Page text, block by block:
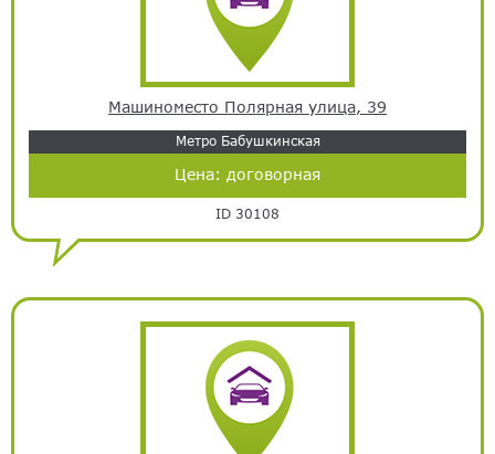
Машиноместо Полярная улица, 39
Метро Бабушкинская
Цена: договорная
ID 30108